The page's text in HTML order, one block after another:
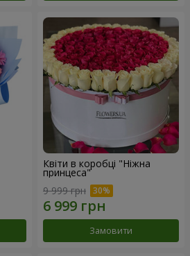
Квіти в коробці "Ніжна
принцеса"
9 999 грн
Замовити